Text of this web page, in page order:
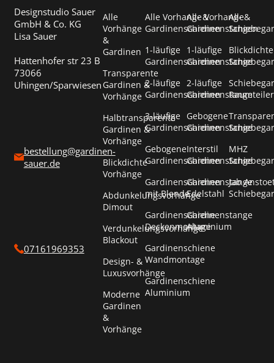
Designstudio Sauer
GmbH & Co. KG
Lisa Sauer
Hattenhofer str 23 B
73066
Uhingen/Sparwiesen
bestellung@gardinen-
sauer.de
07161969353
Alle
Vorhänge
&
Gardinen
Transparente
Gardinen &
Vorhänge
Halbtransparente
Gardinen &
Vorhänge
Blickdichte
Vorhänge
Abdunkelungsvorhänge
Dimout
Verdunkelungsvorhänge
Blackout
Design- &
Luxusvorhänge
Moderne
Gardinen
&
Vorhänge
Alle Vorhang- &
Gardinenschienen
1-läufige
Gardinenschienen
2-läufige
Gardinenschienen
3-läufige
Gardinenschienen
Gebogene
Gardinenschienen
Gardinenschienen
mit Blende
Gardinenschiene
Deckenmontage
Gardinenschiene
Wandmontage
Gardinenschiene
Aluminium
Alle Vorhang- &
Gardinenstangen
1-läufige
Gardinenstange
2-läufige
Gardinenstange
Gebogene
Gardinenstange
Interstil
Gardinenstange
Gardinenstange
Edelstahl
Gardinenstange
Aluminium
Alle
Blickdichte
Raumteiler
MHZ
Jab